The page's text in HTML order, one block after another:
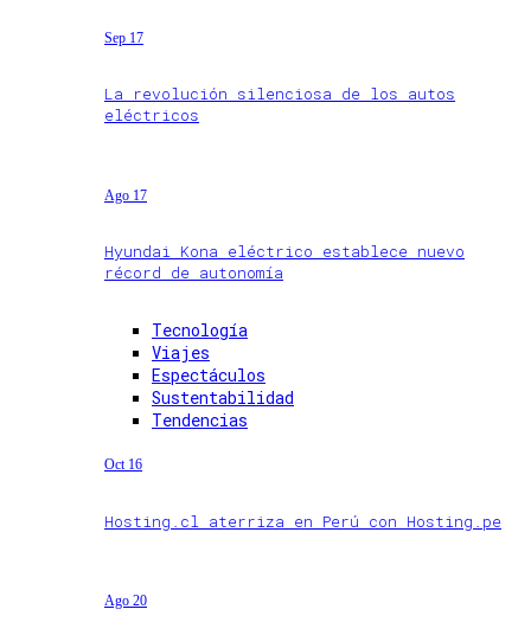
Sep 17
La revolución silenciosa de los autos
eléctricos
Ago 17
Hyundai Kona eléctrico establece nuevo
récord de autonomía
Tecnología
Viajes
Espectáculos
Sustentabilidad
Tendencias
Oct 16
Hosting.cl aterriza en Perú con Hosting.pe
Ago 20